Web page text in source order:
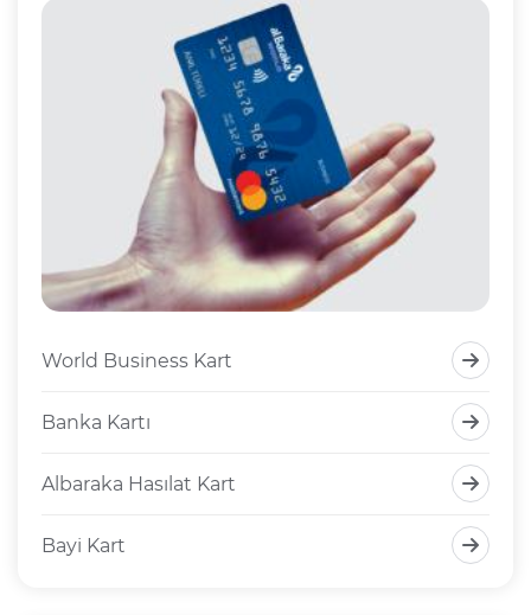
World Business Kart
Banka Kartı
Albaraka Hasılat Kart
Bayi Kart